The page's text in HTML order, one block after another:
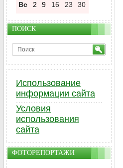
Вс 2 9 16 23 30
ПОИСК
Использование
информации сайта
Условия
использования
сайта
ФОТОРЕПОРТАЖИ